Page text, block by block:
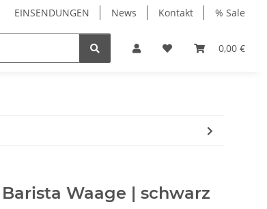
EINSENDUNGEN News Kontakt % Sale
0,00 €
WARTUNG | REPARATUR
Waage | schwarz